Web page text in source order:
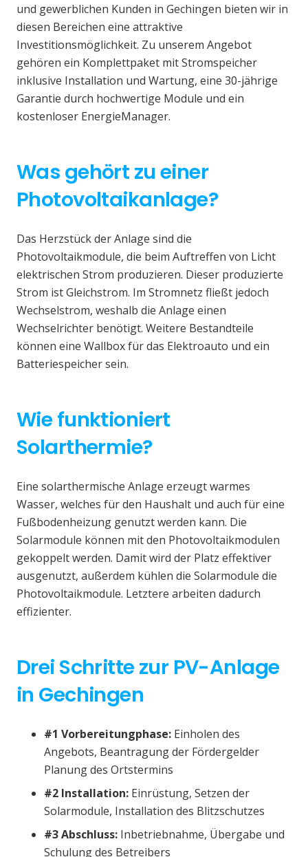
und gewerblichen Kunden in Gechingen bieten wir in
diesen Bereichen eine attraktive
Investitionsmöglichkeit. Zu unserem Angebot
gehören ein Komplettpaket mit Stromspeicher
inklusive Installation und Wartung, eine 30-jährige
Garantie durch hochwertige Module und ein
kostenloser EnergieManager.
Was gehört zu einer
Photovoltaikanlage?
Das Herzstück der Anlage sind die
Photovoltaikmodule, die beim Auftreffen von Licht
elektrischen Strom produzieren. Dieser produzierte
Strom ist Gleichstrom. Im Stromnetz fließt jedoch
Wechselstrom, weshalb die Anlage einen
Wechselrichter benötigt. Weitere Bestandteile
können eine Wallbox für das Elektroauto und ein
Batteriespeicher sein.
Wie funktioniert
Solarthermie?
Eine solarthermische Anlage erzeugt warmes
Wasser, welches für den Haushalt und auch für eine
Fußbodenheizung genutzt werden kann. Die
Solarmodule können mit den Photovoltaikmodulen
gekoppelt werden. Damit wird der Platz effektiver
ausgenutzt, außerdem kühlen die Solarmodule die
Photovoltaikmodule. Letztere arbeiten dadurch
effizienter.
Drei Schritte zur PV-Anlage
in Gechingen
#1 Vorbereitungphase: Einholen des
Angebots, Beantragung der Fördergelder
Planung des Ortstermins
#2 Installation: Einrüstung, Setzen der
Solarmodule, Installation des Blitzschutzes
#3 Abschluss: Inbetriebnahme, Übergabe und
Schulung des Betreibers